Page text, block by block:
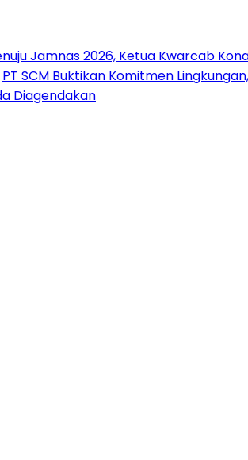
Jamnas 2026, Ketua Kwarcab
PT SCM Buktikan Komitmen
Diagendakan